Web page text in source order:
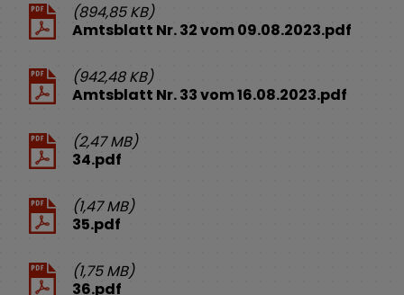
(894,85 KB)
Amtsblatt Nr. 32 vom 09.08.2023.pdf
(942,48 KB)
Amtsblatt Nr. 33 vom 16.08.2023.pdf
(2,47 MB)
34.pdf
(1,47 MB)
35.pdf
(1,75 MB)
36.pdf